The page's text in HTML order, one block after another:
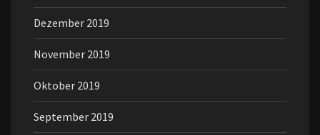
Dezember 2019
November 2019
Oktober 2019
September 2019